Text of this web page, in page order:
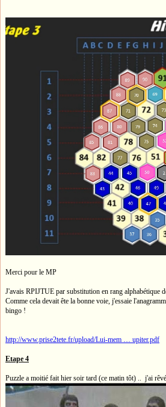
Merci pour le MP
J'avais RPIJTUE par substitution en rang alphabétique
Comme cela devait ête la bonne voie, j'essaie
bingo !
http://www.prise2tete.fr/upload/Lui-mem … upiter.pdf
Etape 4
Puzzle a moitié fait hier soir tard (ce matin tôt) .. j'ai